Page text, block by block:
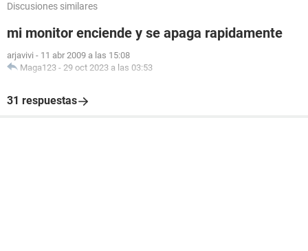
Discusiones similares
mi monitor enciende y se apaga rapidamente
arjavivi - 11 abr 2009 a las 15:08
Maga123 - 29 oct 2023 a las 03:53
31 respuestas